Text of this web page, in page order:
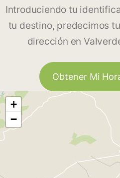
Introduciendo tu
tu destino, predecimos
dirección en
Obtener Mi
+
−